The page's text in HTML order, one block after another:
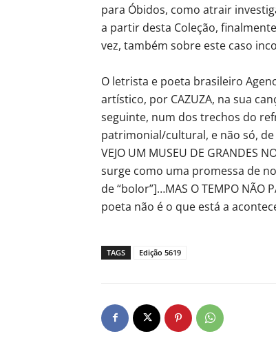
para Óbidos, como atrair
a partir desta Coleção,
vez, também sobre este caso
O letrista e poeta brasileiro
artístico, por CAZUZA, na sua
seguinte, num dos trechos do
patrimonial/cultural, e não só, de
VEJO UM MUSEU DE GRANDES
surge como uma promessa de
de “bolor”]…MAS O TEMPO NÃO
poeta não é o que está a
TAGS Edição 5619